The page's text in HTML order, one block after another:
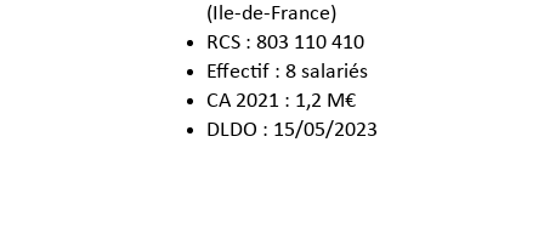
(Ile-de-France)
RCS : 803 110 410
Effectif : 8 salariés
CA 2021 : 1,2 M€
DLDO : 15/05/2023